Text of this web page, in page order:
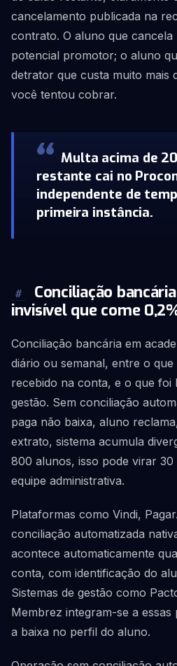
cancelamento publicada na
contrato. O aluno que cancela
potencial promotor; o aluno
detrator que custa muito mais
você tentou cobrar.
Multa acima de
restante cai no
independente de
primeira instância.
#
Conciliação
invisível que come
Conciliação bancária em
diário ou semanal, entre o
recebido na conta, e o que foi
gestão. Sem conciliação
paga não baixa, aluno
extrato, sistema acumula
800 alunos, isso pode virar
equipe administrativa.
Plataformas como Vindi,
conciliação automatizada
acontece automaticamente
conta, com identificação do
Sistemas de gestão como
Membrez integram-se a
a baixa no perfil do aluno.